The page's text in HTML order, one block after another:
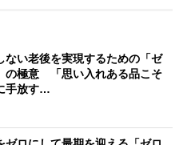
ない老後を実現するための「ゼ
の極意 「思い入れある品こそ
手放す…